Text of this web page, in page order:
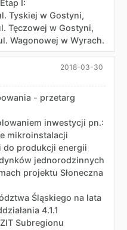
I:
Tyskiej w Gostyni,
Tęczowej w Gostyni,
Wagonowej w Wyrach.
2018-03-30
- przetarg
inwestycji pn.:
mikroinstalacji
do produkcji energii
jednorodzinnych
projektu Słoneczna
Śląskiego na lata
4.1.1
Subregionu